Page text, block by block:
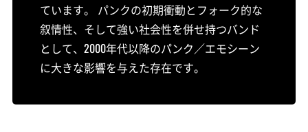
ています。 パンクの初期衝動とフォーク的な
叙情性、そして強い社会性を併せ持つバンド
として、2000年代以降のパンク／エモシーン
に大きな影響を与えた存在です。